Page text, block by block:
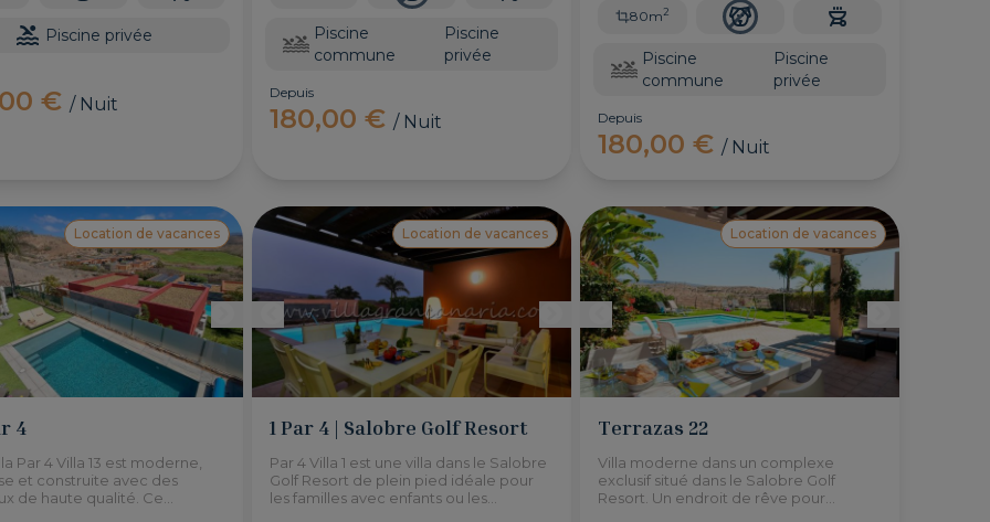
Piscine privée
€ / Nuit
Piscine
commune
Piscine
privée
Depuis
180,00 € / Nuit
80m2
Piscine
commune
Piscine
privée
Depuis
180,00 €/ Nuit
Location de vacances
4
Par 4 Villa 13 est moderne,
et construite avec des
de haute qualité. Ce
Location de vacances
1 Par 4 | Salobre Golf Resort
Par 4 Villa 1 est une villa dans le Salobre
Golf Resort de plein pied idéale pour
les familles avec enfants ou les
Location de vacances
Terrazas 22
Villa moderne dans un complexe
exclusif situé dans le Salobre Golf
Resort. Un endroit de rêve pour